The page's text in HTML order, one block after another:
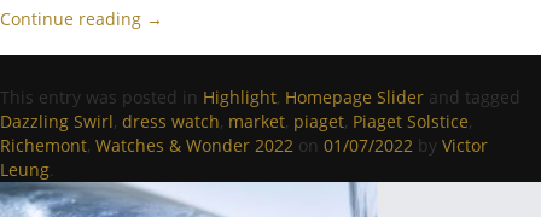
Continue reading →
This entry was posted in Highlight, Homepage Slider and tagged
Dazzling Swirl, dress watch, market, piaget, Piaget Solstice,
Richemont, Watches & Wonder 2022 on 01/07/2022 by Victor
Leung.